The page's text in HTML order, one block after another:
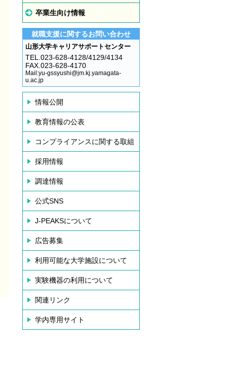
卒業生向け情報
就職支援に関するお問い合わせ
山形大学キャリアサポートセンター
TEL.023-628-4128/4129/4134
FAX.023-628-4170
Mail:yu-gssyushi@jm.kj.yamagata-
u.ac.jp
情報公開
教育情報の公表
コンプライアンスに関する取組
採用情報
調達情報
公式SNS
J-PEAKSについて
広告募集
利用可能な大学施設について
実験機器の利用について
関連リンク
学内専用サイト